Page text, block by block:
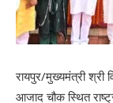
रायपुर/मुख्यमंत्री
आजाद चौक स्थित